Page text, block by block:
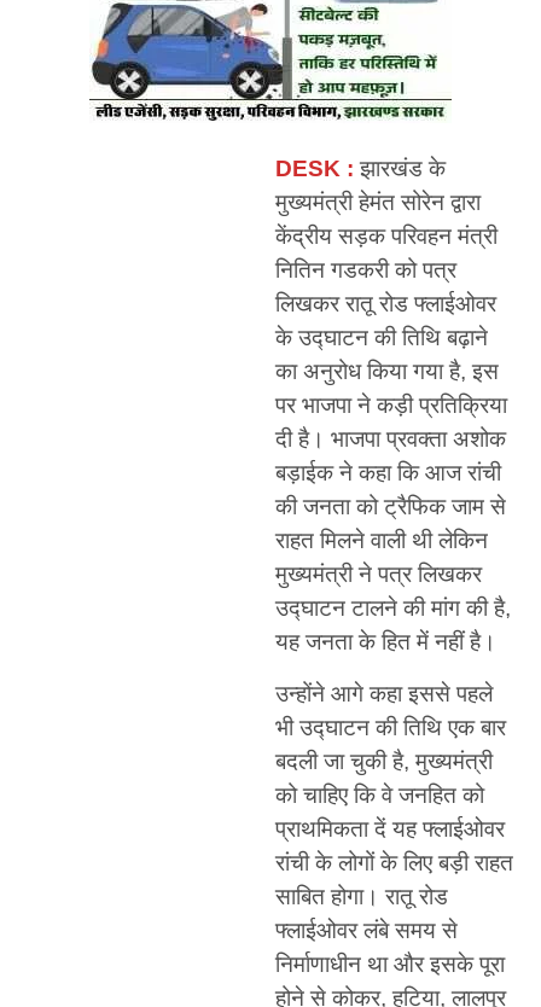
DESK : झारखंड के
मुख्यमंत्री हेमंत सोरेन द्वारा
केंद्रीय सड़क परिवहन मंत्री
नितिन गडकरी को पत्र
लिखकर रातू रोड फ्लाईओवर
के उद्घाटन की तिथि बढ़ाने
का अनुरोध किया गया है, इस
पर भाजपा ने कड़ी प्रतिक्रिया
दी है। भाजपा प्रवक्ता अशोक
बड़ाईक ने कहा कि आज रांची
की जनता को ट्रैफिक जाम से
राहत मिलने वाली थी लेकिन
मुख्यमंत्री ने पत्र लिखकर
उद्घाटन टालने की मांग की है,
यह जनता के हित में नहीं है।
उन्होंने आगे कहा इससे पहले
भी उद्घाटन की तिथि एक बार
बदली जा चुकी है, मुख्यमंत्री
को चाहिए कि वे जनहित को
प्राथमिकता दें यह फ्लाईओवर
रांची के लोगों के लिए बड़ी राहत
साबित होगा। रातू रोड
फ्लाईओवर लंबे समय से
निर्माणाधीन था और इसके पूरा
होने से कोकर, हटिया, लालपुर